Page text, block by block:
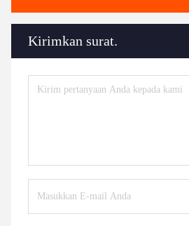
Kirimkan surat.